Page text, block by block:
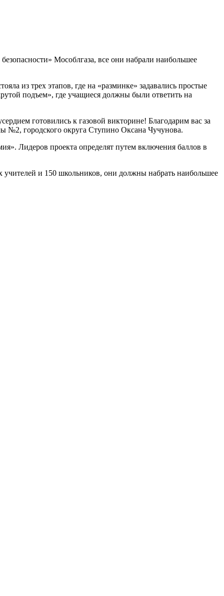
Мособлгаза, все они набрали наибольшее
из трех этапов, где на «разминке» задавались простые
подъем», где учащиеся должны были ответить на
готовились к газовой викторине! Благодарим вас за
№2, городского округа Ступино Оксана Чучунова.
Лидеров проекта определят путем включения баллов в
и 150 школьников, они должны набрать наибольшее